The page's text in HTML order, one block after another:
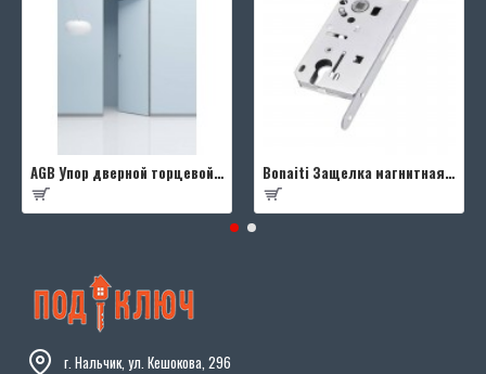
AGB Упор дверной торцевой D003201593 (черный) Bonaiti Защелка магнитная B-FOURTY MATT CROME под цилиндр с отв.планкой 190 мм, матовый хром
г. Нальчик, ул. Кешокова, 296